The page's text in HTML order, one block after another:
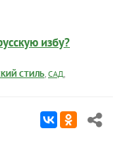
избу?
СТИЛЬ, САД,